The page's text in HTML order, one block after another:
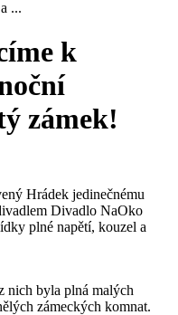
...
k
zámek!
Hrádek jedinečnému
Divadlo NaOko
plné napětí, kouzel a
nich byla plná malých
zámeckých komnat.